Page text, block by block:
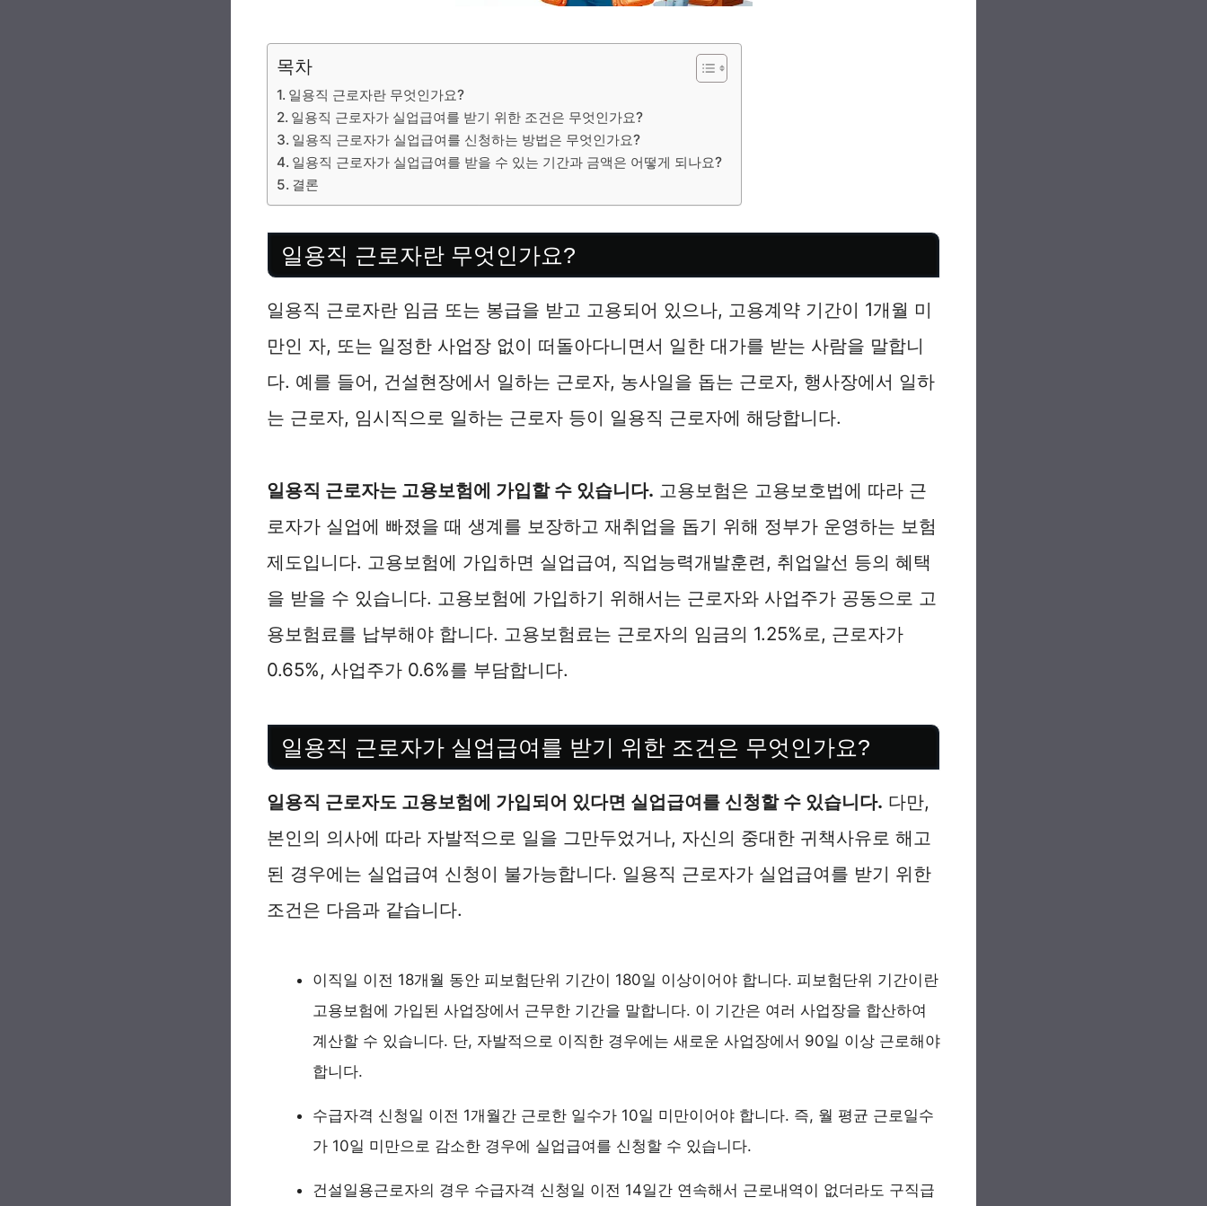
목차
일용직 근로자란 무엇인가요?
일용직 근로자가 실업급여를 받기 위한 조건은 무엇인가요?
일용직 근로자가 실업급여를 신청하는 방법은 무엇인가요?
일용직 근로자가 실업급여를 받을 수 있는 기간과 금액은 어떻게 되나요?
결론
일용직 근로자란 무엇인가요?
일용직 근로자란 임금 또는 봉급을 받고 고용되어 있으나, 고용계약 기간이 1개월 미
만인 자, 또는 일정한 사업장 없이 떠돌아다니면서 일한 대가를 받는 사람을 말합니
다. 예를 들어, 건설현장에서 일하는 근로자, 농사일을 돕는 근로자, 행사장에서 일하
는 근로자, 임시직으로 일하는 근로자 등이 일용직 근로자에 해당합니다.
일용직 근로자는 고용보험에 가입할 수 있습니다. 고용보험은 고용보호법에 따라 근
로자가 실업에 빠졌을 때 생계를 보장하고 재취업을 돕기 위해 정부가 운영하는 보험
제도입니다. 고용보험에 가입하면 실업급여, 직업능력개발훈련, 취업알선 등의 혜택
을 받을 수 있습니다. 고용보험에 가입하기 위해서는 근로자와 사업주가 공동으로 고
용보험료를 납부해야 합니다. 고용보험료는 근로자의 임금의 1.25%로, 근로자가
0.65%, 사업주가 0.6%를 부담합니다.
일용직 근로자가 실업급여를 받기 위한 조건은 무엇인가요?
일용직 근로자도 고용보험에 가입되어 있다면 실업급여를 신청할 수 있습니다. 다만,
본인의 의사에 따라 자발적으로 일을 그만두었거나, 자신의 중대한 귀책사유로 해고
된 경우에는 실업급여 신청이 불가능합니다. 일용직 근로자가 실업급여를 받기 위한
조건은 다음과 같습니다.
이직일 이전 18개월 동안 피보험단위 기간이 180일 이상이어야 합니다. 피보험단위 기간이란
고용보험에 가입된 사업장에서 근무한 기간을 말합니다. 이 기간은 여러 사업장을 합산하여
계산할 수 있습니다. 단, 자발적으로 이직한 경우에는 새로운 사업장에서 90일 이상 근로해야
합니다.
수급자격 신청일 이전 1개월간 근로한 일수가 10일 미만이어야 합니다. 즉, 월 평균 근로일수
가 10일 미만으로 감소한 경우에 실업급여를 신청할 수 있습니다.
건설일용근로자의 경우 수급자격 신청일 이전 14일간 연속해서 근로내역이 없더라도 구직급